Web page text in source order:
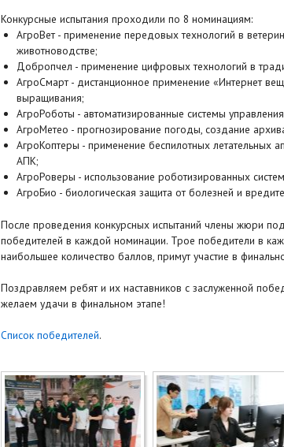
Конкурсные испытания проходили по 8 номинациям:
АгроВет - применение передовых технологий в
животноводстве;
Добропчел - применение цифровых технологий в
АгроСмарт - дистанционное применение «Интернет
выращивания;
АгроРоботы - автоматизированные системы
АгроМетео - прогнозирование погоды, создание
АгроКоптеры - применение беспилотных летательных
АПК;
АгроРоверы - использование роботизированных
АгроБио - биологическая защита от болезней и
После проведения конкурсных испытаний члены жюри
победителей в каждой номинации. Трое победители в
наибольшее количество баллов, примут участие в
Поздравляем ребят и их наставников с заслуженной
желаем удачи в финальном этапе!
Список победителей.